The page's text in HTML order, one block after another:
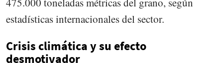
estadísticas internacionales del sector.
Crisis climática y su efecto
desmotivador